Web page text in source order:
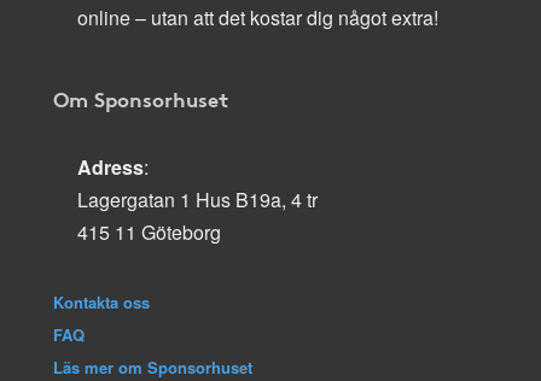
online – utan att det kostar dig något extra!
Om Sponsorhuset
Adress:
Lagergatan 1 Hus B19a, 4 tr
415 11 Göteborg
Kontakta oss
FAQ
Läs mer om Sponsorhuset